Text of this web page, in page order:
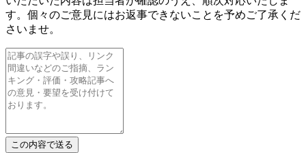
す。個々のご意見にはお返事できないことを予めご了承くだ
さいませ。